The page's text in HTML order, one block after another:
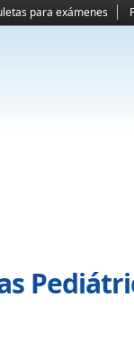
para exámenes